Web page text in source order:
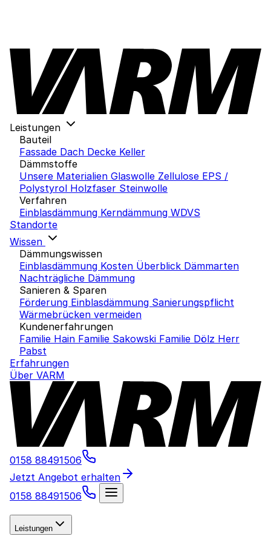
Leistungen
Bauteil
Fassade Dach Decke Keller
Dämmstoffe
Unsere Materialien Glaswolle Zellulose EPS /
Polystyrol Holzfaser Steinwolle
Verfahren
Einblasdämmung Kerndämmung WDVS
Standorte
Wissen
Dämmungswissen
Einblasdämmung Kosten Überblick Dämmarten
Nachträgliche Dämmung
Sanieren & Sparen
Förderung Einblasdämmung Sanierungspflicht
Wärmebrücken vermeiden
Kundenerfahrungen
Familie Hain Familie Sakowski Familie Dölz Herr
Pabst
Erfahrungen
Über VARM
0158 88491506
Jetzt Angebot erhalten
0158 88491506
Leistungen